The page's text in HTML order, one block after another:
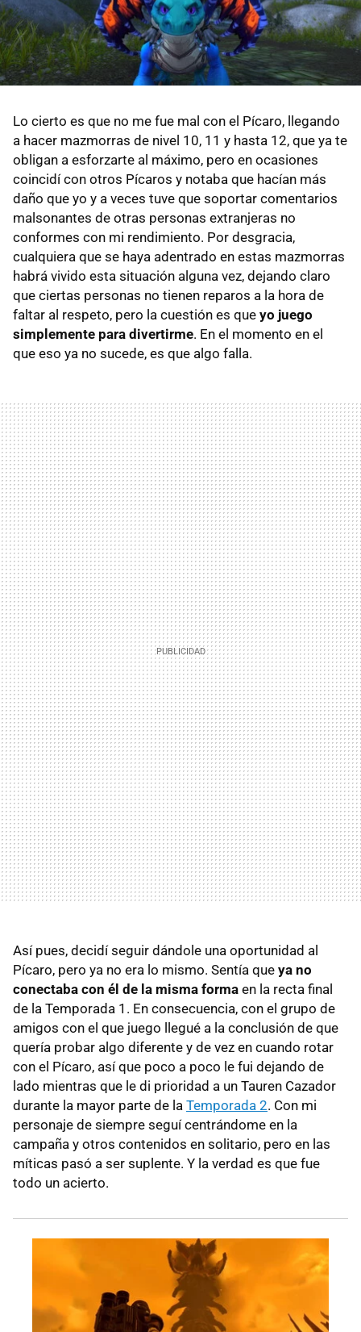
Lo cierto es que no me fue mal con el Pícaro, llegando
a hacer mazmorras de nivel 10, 11 y hasta 12, que ya te
obligan a esforzarte al máximo, pero en ocasiones
coincidí con otros Pícaros y notaba que hacían más
daño que yo y a veces tuve que soportar comentarios
malsonantes de otras personas extranjeras no
conformes con mi rendimiento. Por desgracia,
cualquiera que se haya adentrado en estas mazmorras
habrá vivido esta situación alguna vez, dejando claro
que ciertas personas no tienen reparos a la hora de
faltar al respeto, pero la cuestión es que yo juego
simplemente para divertirme. En el momento en el
que eso ya no sucede, es que algo falla.
Así pues, decidí seguir dándole una oportunidad al
Pícaro, pero ya no era lo mismo. Sentía que ya no
conectaba con él de la misma forma en la recta final
de la Temporada 1. En consecuencia, con el grupo de
amigos con el que juego llegué a la conclusión de que
quería probar algo diferente y de vez en cuando rotar
con el Pícaro, así que poco a poco le fui dejando de
lado mientras que le di prioridad a un Tauren Cazador
durante la mayor parte de la Temporada 2. Con mi
personaje de siempre seguí centrándome en la
campaña y otros contenidos en solitario, pero en las
míticas pasó a ser suplente. Y la verdad es que fue
todo un acierto.